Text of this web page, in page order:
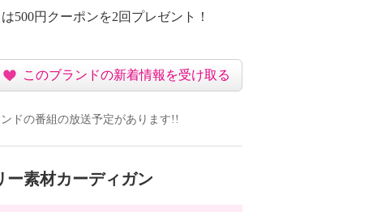
500円クーポンを2回プレゼント！
このブランドの新着情報を受け取る
ドの番組の放送予定があります!!
ー素材カーディガン